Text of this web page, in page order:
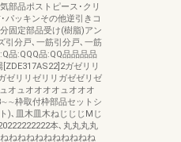
部品ポストピース･クリ
パッキンその他逆引きコ
固定部品受け(樹脂)アン
引分戸､一筋引分戸､一筋
品:QQQ品:QQ品品品品
ガゼリリ
ゼリリゼリリガゼゼリゼ
オュオオオオュオオオ
枠取付枠部品セットシ
)､皿木皿木ねじじじMじ
本､丸丸丸丸
ねねねねねねねねねね